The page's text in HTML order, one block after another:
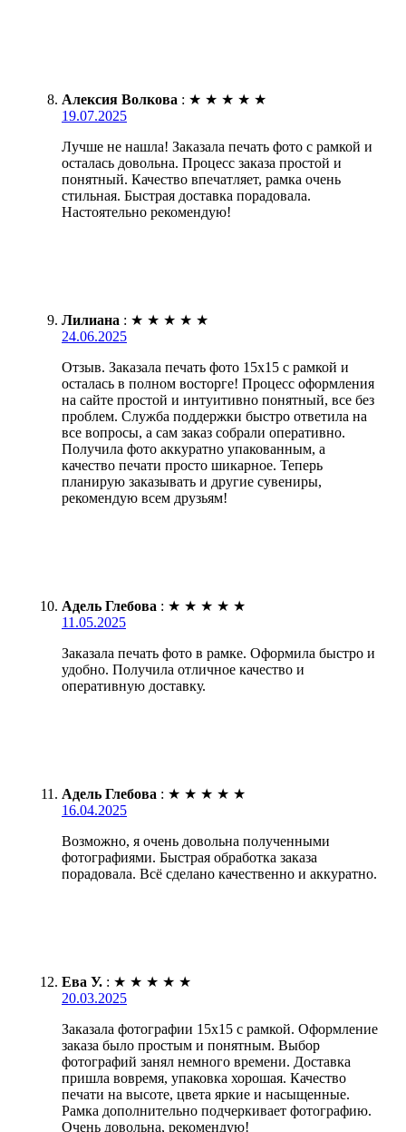
Алексия Волкова : ★ ★ ★ ★ ★
19.07.2025
Лучше не нашла! Заказала печать фото с рамкой и
осталась довольна. Процесс заказа простой и
понятный. Качество впечатляет, рамка очень
стильная. Быстрая доставка порадовала.
Настоятельно рекомендую!
Лилиана : ★ ★ ★ ★ ★
24.06.2025
Отзыв. Заказала печать фото 15х15 с рамкой и
осталась в полном восторге! Процесс оформления
на сайте простой и интуитивно понятный, все без
проблем. Служба поддержки быстро ответила на
все вопросы, а сам заказ собрали оперативно.
Получила фото аккуратно упакованным, а
качество печати просто шикарное. Теперь
планирую заказывать и другие сувениры,
рекомендую всем друзьям!
Адель Глебова : ★ ★ ★ ★ ★
11.05.2025
Заказала печать фото в рамке. Оформила быстро и
удобно. Получила отличное качество и
оперативную доставку.
Адель Глебова : ★ ★ ★ ★ ★
16.04.2025
Возможно, я очень довольна полученными
фотографиями. Быстрая обработка заказа
порадовала. Всё сделано качественно и аккуратно.
Ева У. : ★ ★ ★ ★ ★
20.03.2025
Заказала фотографии 15х15 с рамкой. Оформление
заказа было простым и понятным. Выбор
фотографий занял немного времени. Доставка
пришла вовремя, упаковка хорошая. Качество
печати на высоте, цвета яркие и насыщенные.
Рамка дополнительно подчеркивает фотографию.
Очень довольна, рекомендую!